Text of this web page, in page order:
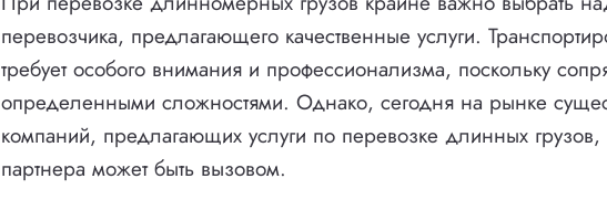
перевозчика, предлагающего качественные услуги.
требует особого внимания и профессионализма, поскольку
определенными сложностями. Однако, сегодня на рынке
компаний, предлагающих услуги по перевозке длинных грузов,
партнера может быть вызовом.